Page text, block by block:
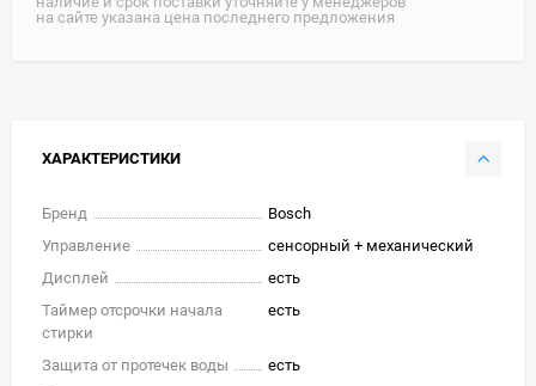
на сайте указана цена последнего предложения
ХАРАКТЕРИСТИКИ
Бренд
Bosch
Управление
сенсорный + меxанический
Дисплей
есть
Таймер отсрочки начала
стирки
есть
Защита от протечек воды
есть